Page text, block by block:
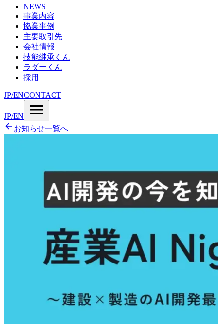
NEWS
事業内容
協業事例
主要取引先
会社情報
技能継承くん
ラダーくん
採用
JP/ENCONTACT
JP/EN
お知らせ一覧へ